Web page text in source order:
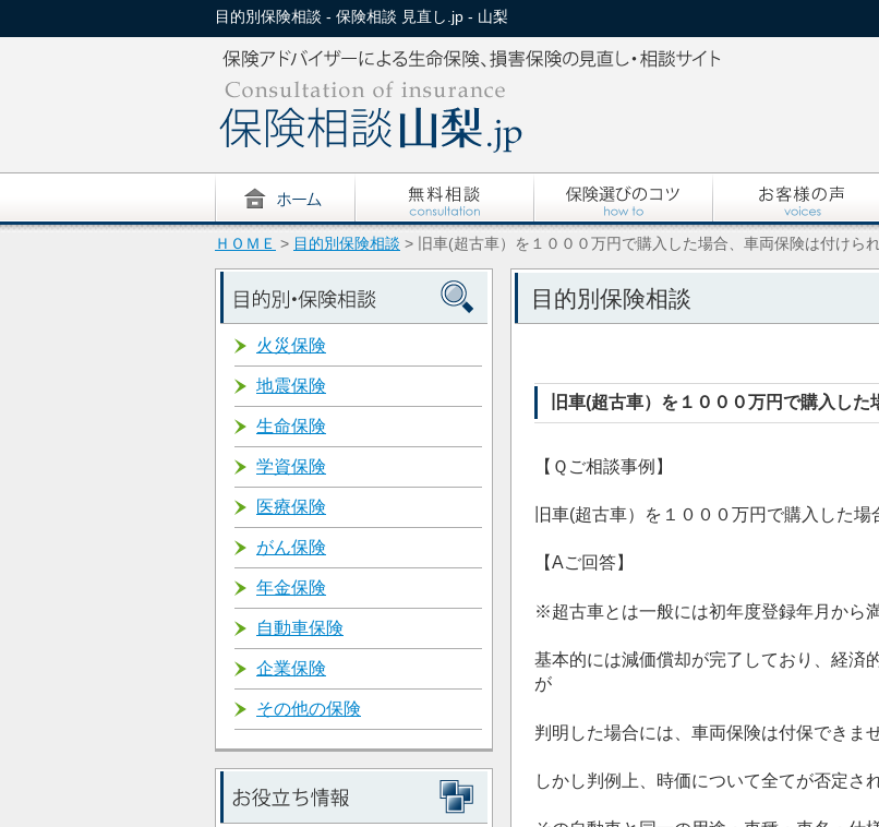
目的別保険相談 - 保険相談 見直し.jp - 山梨
ＨＯＭＥ > 目的別保険相談 > 旧車(超古車）を１０００万円で購入した場合、車両保険は付けら
目的別保険相談
旧車(超古車）を１０００万円で購入し
【Ｑご相談事例】
旧車(超古車）を１０００万円で購入した
【Aご回答】
※超古車とは一般には初年度登録年月から
基本的には減価償却が完了しており、経済
が
判明した場合には、車両保険は付保できませ
しかし判例上、時価について全てが否定さ
火災保険
地震保険
生命保険
学資保険
医療保険
がん保険
年金保険
自動車保険
企業保険
その他の保険